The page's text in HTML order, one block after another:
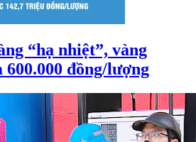
“hạ nhiệt”, vàng
600.000 đồng/lượng